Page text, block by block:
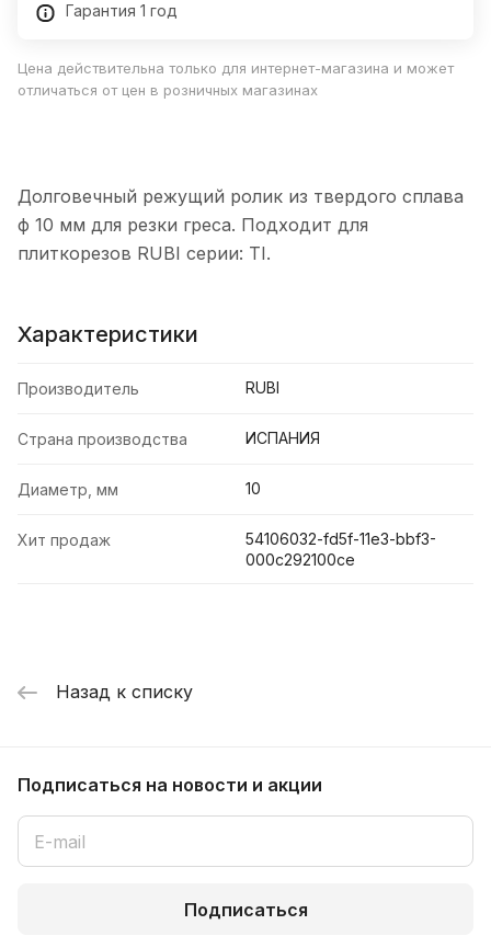
Гарантия 1 год
Цена действительна только для интернет-магазина и может
отличаться от цен в розничных магазинах
Долговечный режущий ролик из твердого сплава
ф 10 мм для резки греса. Подходит для
плиткорезов RUBI серии: TI.
Характеристики
Производитель RUBI
Страна производства ИСПАНИЯ
Диаметр, мм 10
Хит продаж
54106032-fd5f-11e3-bbf3-
000c292100ce
Назад к списку
Подписаться на новости и акции
Подписаться